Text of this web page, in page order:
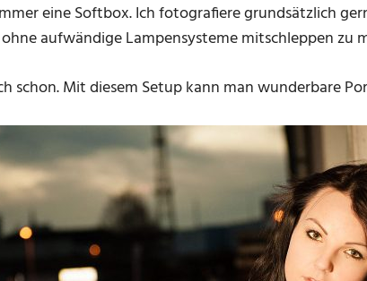
eine Softbox. Ich fotografiere grundsätzlich
aufwändige Lampensysteme mitschleppen zu
schon. Mit diesem Setup kann man wunderbare